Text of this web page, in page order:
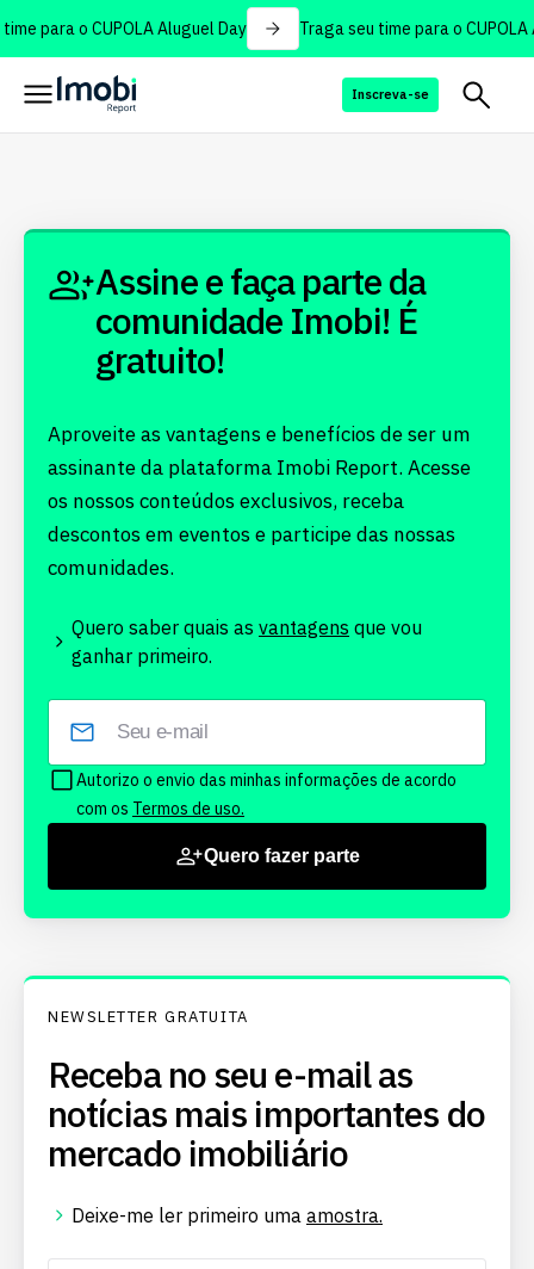
para o CUPOLA Aluguel Day Traga seu time para o CUPOLA
Inscreva-se
Assine e faça parte da
comunidade Imobi! É
gratuito!
Aproveite as vantagens e benefícios de ser um
assinante da plataforma Imobi Report. Acesse
os nossos conteúdos exclusivos, receba
descontos em eventos e participe das nossas
comunidades.
Quero saber quais as vantagens que vou
ganhar primeiro.
Autorizo o envio das minhas informações de acordo
com os Termos de uso.
Quero fazer parte
NEWSLETTER GRATUITA
Receba no seu e-mail as
notícias mais importantes do
mercado imobiliário
Deixe-me ler primeiro uma amostra.